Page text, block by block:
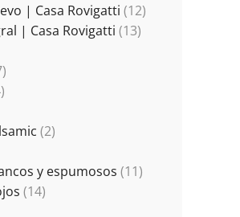
| Casa Rovigatti (12)
| Casa Rovigatti (13)
(2)
y espumosos (11)
(14)